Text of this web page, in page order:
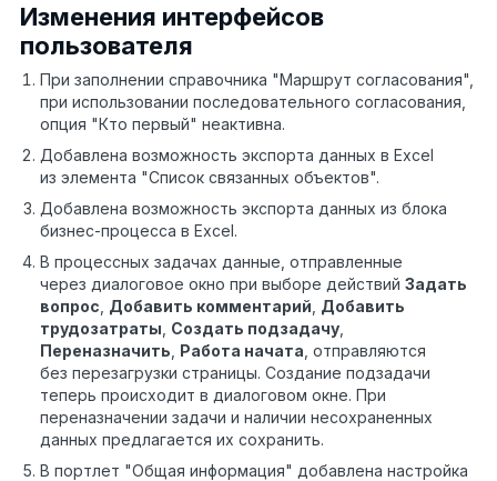
Изменения интерфейсов
пользователя
При заполнении справочника "Маршрут согласования",
при использовании последовательного согласования,
опция "Кто первый" неактивна.
Добавлена возможность экспорта данных в Excel
из элемента "Список связанных объектов".
Добавлена возможность экспорта данных из блока
бизнес-процесса в Excel.
В процессных задачах данные, отправленные
через диалоговое окно при выборе действий Задать
вопрос Добавить комментарий Добавить
трудозатраты Создать подзадачу
Переназначить Работа начата , отправляются
без перезагрузки страницы. Создание подзадачи
теперь происходит в диалоговом окне. При
переназначении задачи и наличии несохраненных
данных предлагается их сохранить.
В портлет "Общая информация" добавлена настройка